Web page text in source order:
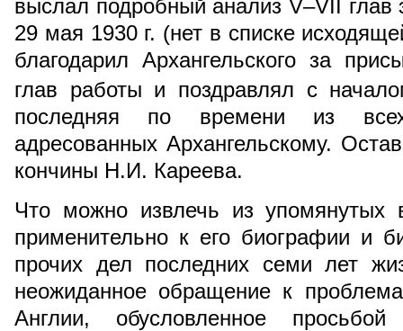
выслал подробный анализ V–VII глав
29 мая 1930 г. (нет в списке
благодарил Архангельского за
глав работы и поздравлял с
последняя по времени из
адресованных Архангельскому.
кончины Н.И. Кареева.
Что можно извлечь из
применительно к его биографии и
прочих дел последних семи лет
неожиданное обращение к
Англии, обусловленное просьбой